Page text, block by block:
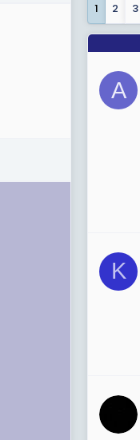
1 2 3
A
K